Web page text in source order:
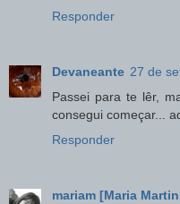
Responder
Devaneante 27 de
Passei para te lêr,
consegui começar...
Responder
mariam [Maria